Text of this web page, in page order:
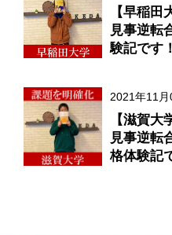
【早稲田
見事逆転
験記です！
2021年11
【滋賀大
見事逆転
格体験記